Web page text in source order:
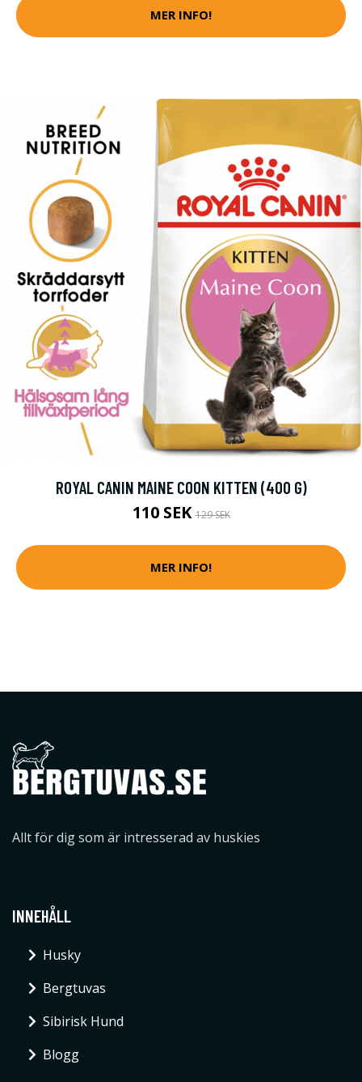
MER INFO!
ROYAL CANIN MAINE COON KITTEN (400 G)
110 SEK129 SEK
MER INFO!
Allt för dig som är intresserad av huskies
INNEHÅLL
Husky
Bergtuvas
Sibirisk Hund
Blogg